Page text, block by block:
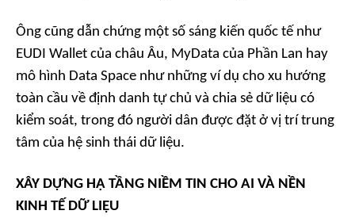
Ông cũng dẫn chứng một số sáng kiến quốc tế như
EUDI Wallet của châu Âu, MyData của Phần Lan hay
mô hình Data Space như những ví dụ cho xu hướng
toàn cầu về định danh tự chủ và chia sẻ dữ liệu có
kiểm soát, trong đó người dân được đặt ở vị trí trung
tâm của hệ sinh thái dữ liệu.
XÂY DỰNG HẠ TẦNG NIỀM TIN CHO AI VÀ NỀN
KINH TẾ DỮ LIỆU